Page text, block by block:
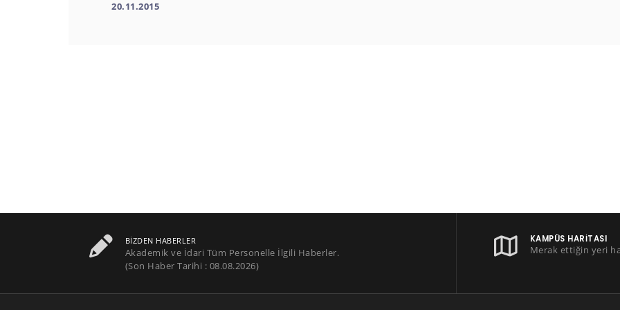
20.11.2015
BIZDEN HABERLER
Akademik ve İdari Tüm Personelle İlgili Haberler.
(Son Haber Tarihi : 08.08.2026)
KAMPÜS HARITASI
Merak ettiğin yeri